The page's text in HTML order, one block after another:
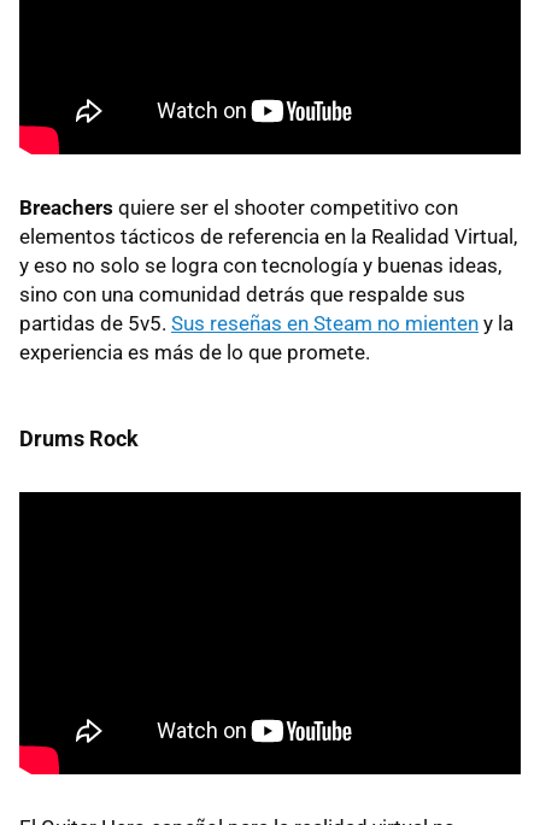
Breachers quiere ser el shooter competitivo con
elementos tácticos de referencia en la Realidad Virtual,
y eso no solo se logra con tecnología y buenas ideas,
sino con una comunidad detrás que respalde sus
partidas de 5v5. Sus reseñas en Steam no mienten y la
experiencia es más de lo que promete.
Drums Rock